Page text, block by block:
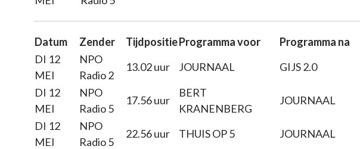
Datum Zender TijdpositieProgramma voor
Programma na
DI 12
MEI
NPO
Radio 2
13.02 uur JOURNAAL
GIJS 2.0
DI 12
MEI
NPO
Radio 5
17.56 uur
BERT
KRANENBERG
JOURNAAL
DI 12
MEI
NPO
Radio 5
22.56 uur THUIS OP 5 JOURNAAL